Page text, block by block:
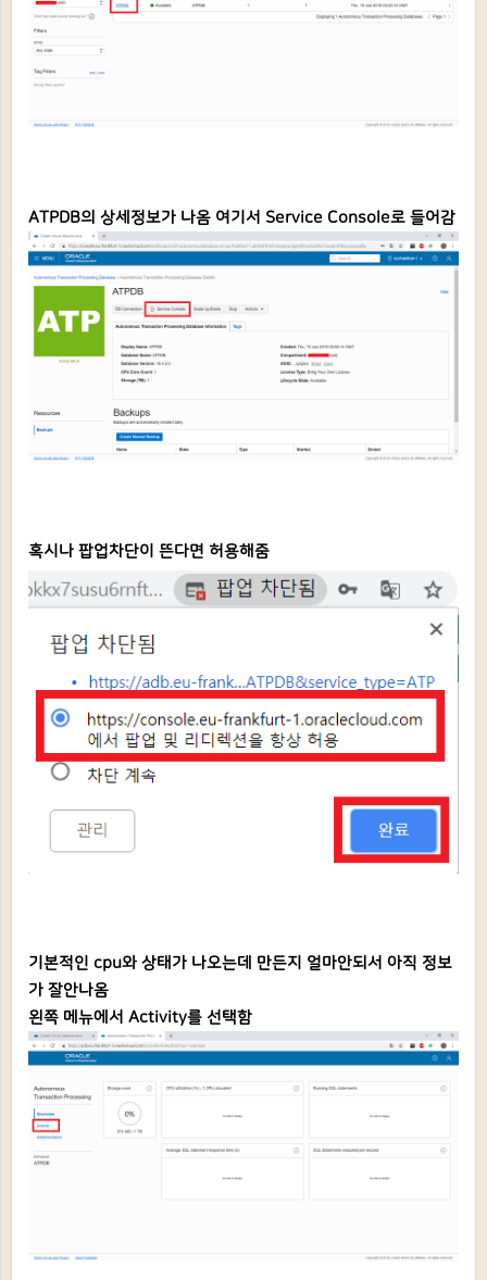
ATPDB의 상세정보가 나옴 여기서 Service Console로 들어감
혹시나 팝업차단이 뜬다면 허용해줌
기본적인 cpu와 상태가 나오는데 만든지 얼마안되서 아직 정보
가 잘안나옴
왼쪽 메뉴에서 Activity를 선택함